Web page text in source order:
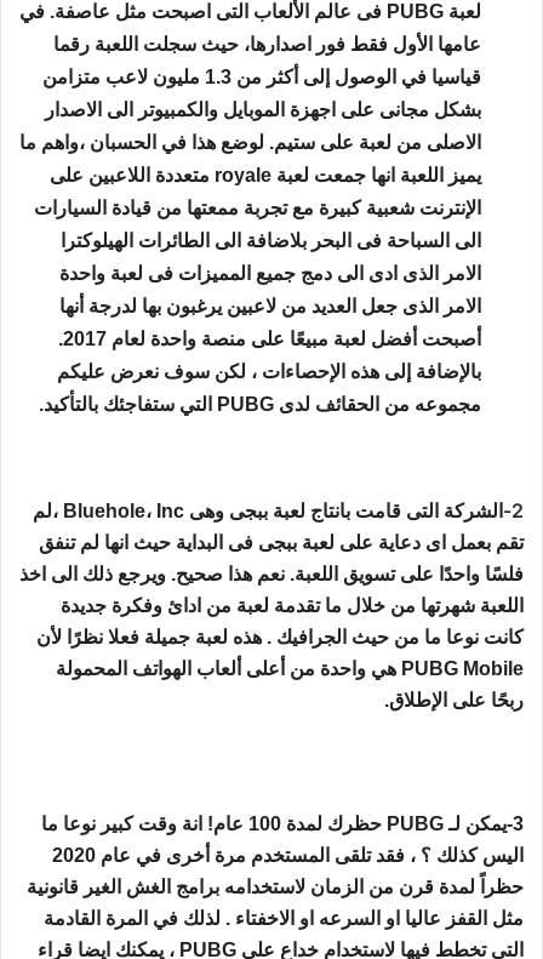
لعبة PUBG فى عالم الألعاب التى اصبحت مثل عاصفة. في
عامها الأول فقط فور اصدارها، حيث سجلت اللعبة رقما
قياسيا في الوصول إلى أكثر من 1.3 مليون لاعب متزامن
بشكل مجانى على اجهزة الموبايل والكمبيوتر الى الاصدار
الاصلى من لعبة على ستيم. لوضع هذا في الحسبان ،واهم ما
يميز اللعبة انها جمعت لعبة royale متعددة اللاعبين على
الإنترنت شعبية كبيرة مع تجربة ممعتها من قيادة السيارات
الى السباحة فى البحر بلاضافة الى الطائرات الهيلوكترا
الامر الذى ادى الى دمج جميع المميزات فى لعبة واحدة
الامر الذى جعل العديد من لاعبين يرغبون بها لدرجة أنها
أصبحت أفضل لعبة مبيعًا على منصة واحدة لعام 2017.
بالإضافة إلى هذه الإحصاءات ، لكن سوف نعرض عليكم
مجموعه من الحقائف لدى PUBG التي ستفاجئك بالتأكيد.
2-
الشركة التى قامت بانتاج لعبة ببجى وهى Bluehole، Inc ،لم
تقم بعمل اى دعاية على لعبة ببجى فى البداية حيث انها لم تنفق
فلسًا واحدًا على تسويق اللعبة. نعم هذا صحيح. ويرجع ذلك الى اخذ
اللعبة شهرتها من خلال ما تقدمة لعبة من ادائ وفكرة جديدة
كانت نوعا ما من حيث الجرافيك . هذه لعبة جميلة فعلا نظرًا لأن
PUBG Mobile هي واحدة من أعلى ألعاب الهواتف المحمولة
ربحًا على الإطلاق.
3-يمكن لـ PUBG حظرك لمدة 100 عام! انة وقت كبير نوعا ما
اليس كذلك ؟ ، فقد تلقى المستخدم مرة أخرى في عام 2020
حظراً لمدة قرن من الزمان لاستخدامه برامج الغش الغير قانونية
مثل القفز عاليا او السرعه او الاخفتاء . لذلك في المرة القادمة
التي تخطط فيها لاستخدام خداع على PUBG ، يمكنك ايضا قراء